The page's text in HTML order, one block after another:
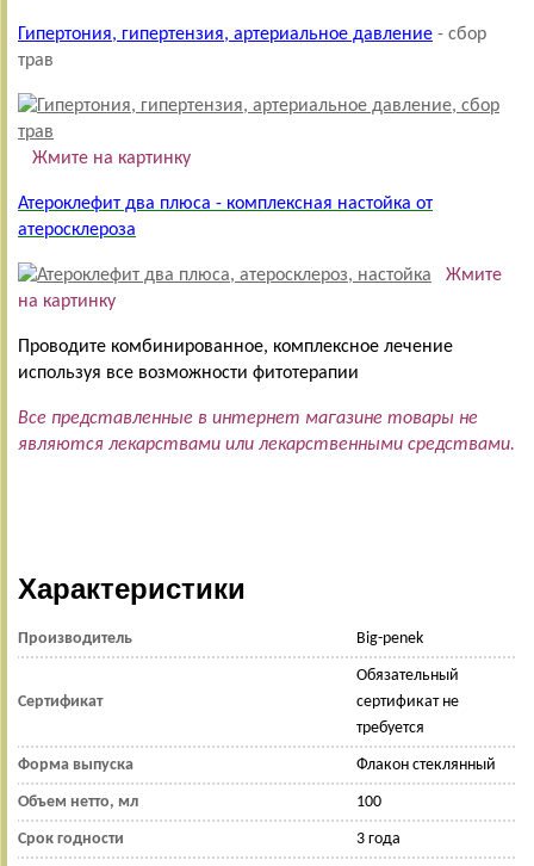
Гипертония, гипертензия, артериальное давление - сбор
трав
Жмите на картинку
Атероклефит два плюса - комплексная настойка от
атеросклероза
Жмите
на картинку
Проводите комбинированное, комплексное лечение
используя все возможности фитотерапии
Все представленные в интернет магазине товары не
являются лекарствами или лекарственными средствами.
Характеристики
Производитель Big-penek
Сертификат
Обязательный
сертификат не
требуется
Форма выпуска Флакон стеклянный
Объем нетто, мл 100
Срок годности 3 года